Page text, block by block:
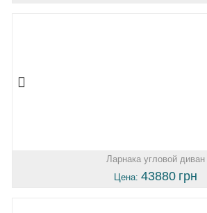
Ларнака угловой диван
Цена: 43880 грн